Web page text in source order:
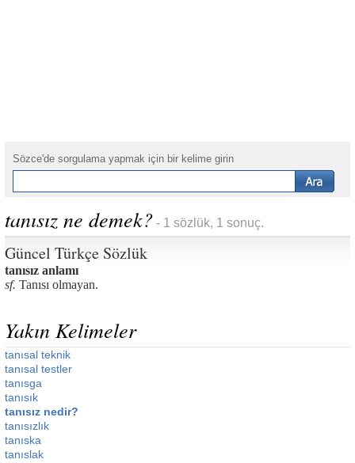
Sözce'de sorgulama yapmak için bir kelime girin
tanısız ne demek? - 1 sözlük, 1 sonuç.
Güncel Türkçe Sözlük
tanısız anlamı
sf. Tanısı olmayan.
Yakın Kelimeler
tanısal teknik
tanısal testler
tanısga
tanısık
tanısız nedir?
tanısızlık
tanıska
tanıslak